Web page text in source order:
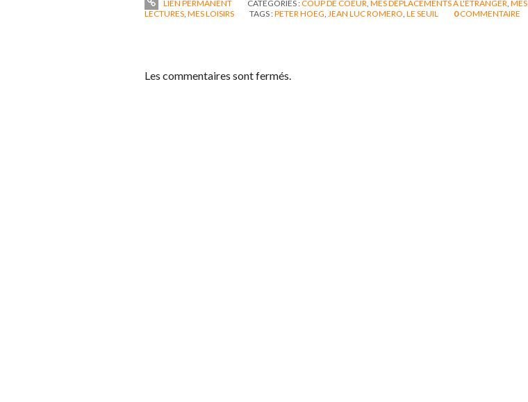
LIEN PERMANENT CATÉGORIES :COUP DE COEUR, MES DÉPLACEMENTS À L'ÉTRANGER, MES
LECTURES MES LOISIRS TAGS :PETER HOEG JEAN LUC ROMERO LE SEUIL 0COMMENTAIRE
Les commentaires sont fermés.